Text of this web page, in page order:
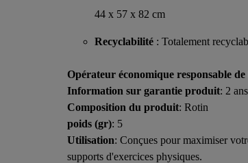
44 x 57 x 82 cm
Recyclabilité : Totalement
Opérateur économique responsable
Information sur garantie produit: 2 ans
Composition du produit: Rotin
poids (gr): 5
Utilisation: Conçues pour maximiser
supports d'exercices physiques.